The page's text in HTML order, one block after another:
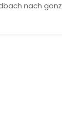
nach ganz